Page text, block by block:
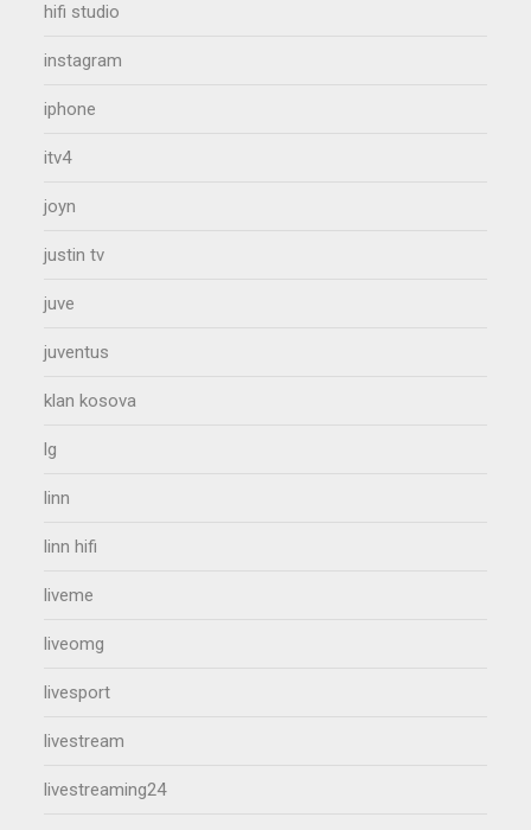
hifi studio
instagram
iphone
itv4
joyn
justin tv
juve
juventus
klan kosova
lg
linn
linn hifi
liveme
liveomg
livesport
livestream
livestreaming24